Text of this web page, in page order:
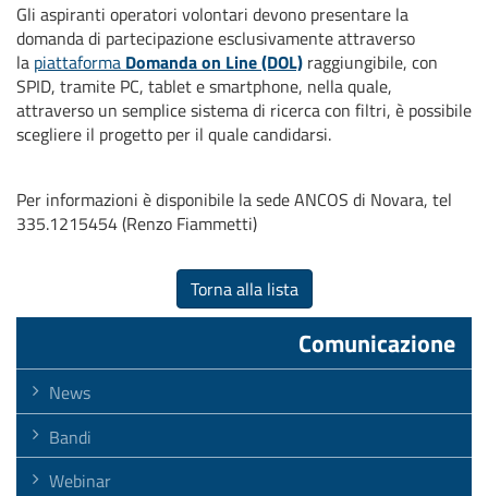
Gli aspiranti operatori volontari devono presentare la
domanda di partecipazione esclusivamente attraverso
la piattaforma Domanda on Line (DOL) raggiungibile, con
SPID, tramite PC, tablet e smartphone, nella quale,
attraverso un semplice sistema di ricerca con filtri, è possibile
scegliere il progetto per il quale candidarsi.
Per informazioni è disponibile la sede ANCOS di Novara, tel
335.1215454 (Renzo Fiammetti)
Torna alla lista
Comunicazione
News
Bandi
Webinar